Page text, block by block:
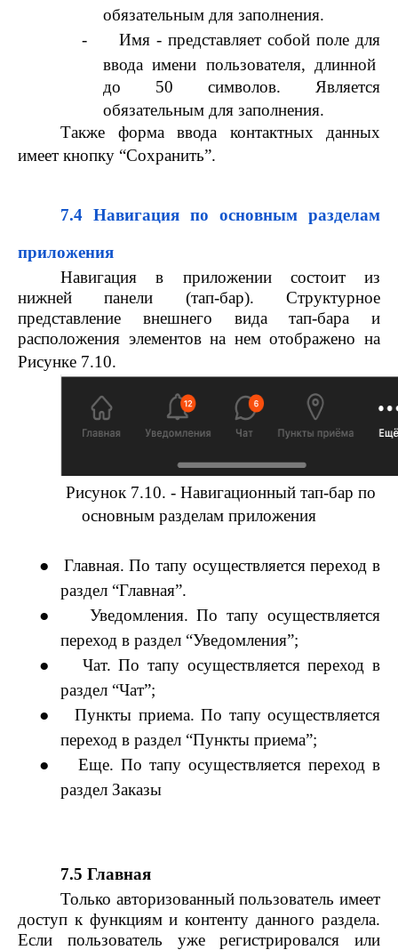
обязательным для заполнения.
-
Имя - представляет собой поле для
ввода имени пользователя, длинной
до 50 символов. Является
обязательным для заполнения.
Также форма ввода контактных данных
имеет кнопку “Сохранить”.
7.4 Навигация по основным разделам
приложения
Навигация в приложении состоит из
нижней панели (тап-бар). Структурное
представление внешнего вида тап-бара и
расположения элементов на нем отображено на
Рисунке 7.10.
Рисунок 7.10. - Навигационный тап-бар по
основным разделам приложения
●
Главная. По тапу осуществляется переход в
раздел “Главная”.
●
Уведомления. По тапу осуществляется
переход в раздел “Уведомления”;
●
Чат. По тапу осуществляется переход в
раздел “Чат”;
●
Пункты приема. По тапу осуществляется
переход в раздел “Пункты приема”;
●
Еще. По тапу осуществляется переход в
раздел Заказы
7.5 Главная
Только авторизованный пользователь имеет
доступ к функциям и контенту данного раздела.
Если пользователь уже регистрировался или